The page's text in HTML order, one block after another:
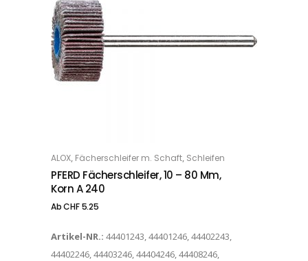
OPTIONS
ALOX, Fächerschleifer m. Schaft, Schleifen
PFERD Fächerschleifer, 10 – 80 Mm,
Korn A 240
AbCHF5.25
Artikel-NR.: 44401243, 44401246, 44402243,
44402246, 44403246, 44404246, 44408246,